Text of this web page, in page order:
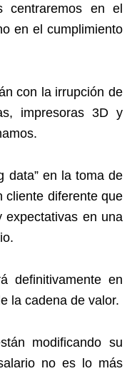
centraremos en el
en el cumplimiento
con la irrupción de
impresoras 3D y
data” en la toma de
cliente diferente que
expectativas en una
definitivamente en
la cadena de valor.
modificando su
no es lo más